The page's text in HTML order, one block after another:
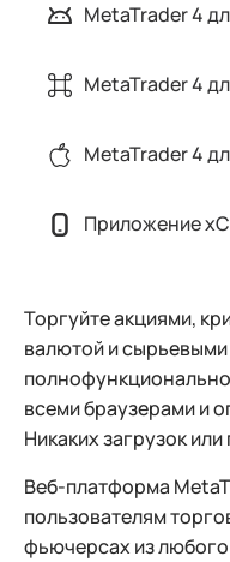
MetaTrader 4
MetaTrader 4
MetaTrader 4
Приложение
Торгуйте акциями,
валютой и
всеми браузерами и
Никаких загрузок
Веб-платформа
пользователям
фьючерсах из